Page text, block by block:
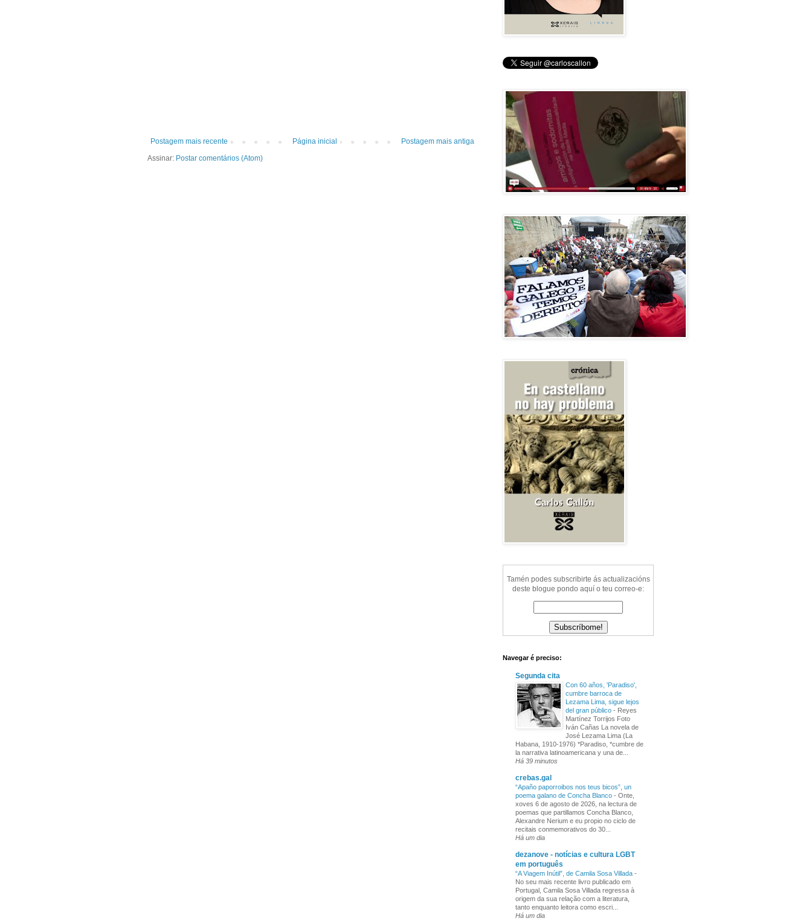
Postagem mais recente Postagem mais antiga
Página inicial
Assinar: Postar comentários (Atom)
Tamén podes subscribirte ás actualizacións
deste blogue pondo aquí o teu correo-e:
Navegar é preciso:
Segunda cita
Con 60 años, 'Paradiso',
cumbre barroca de
Lezama Lima, sigue lejos
del gran público - Reyes
Martínez Torrijos Foto
Iván Cañas La novela de
José Lezama Lima (La
Habana, 1910-1976) *Paradiso, *cumbre de
la narrativa latinoamericana y una de...
Há 39 minutos
crebas.gal
“Apaño paporroibos nos teus bicos”, un
poema galano de Concha Blanco - Onte,
xoves 6 de agosto de 2026, na lectura de
poemas que partillamos Concha Blanco,
Alexandre Nerium e eu propio no ciclo de
recitais conmemorativos do 30...
Há um dia
dezanove - notícias e cultura LGBT
em português
“A Viagem Inútil”, de Camila Sosa Villada -
No seu mais recente livro publicado em
Portugal, Camila Sosa Villada regressa à
origem da sua relação com a literatura,
tanto enquanto leitora como escri...
Há um dia